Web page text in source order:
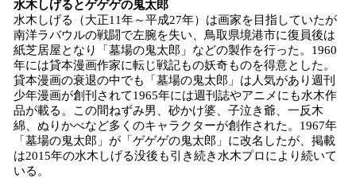
水木しげるとゲゲゲの鬼太郎
水木しげる（大正11年～平成27年）は画家を目指していたが
南洋ラバウルの戦闘で左腕を失い、鳥取県境港市に復員後は
紙芝居屋となり「墓場の鬼太郎」などの製作を行った。1960
年には貸本漫画作家に転じ戦記もの妖奇ものを得意とした。
貸本漫画の衰退の中でも「墓場の鬼太郎」は人気があり週刊
少年漫画が創刊されて1965年には週刊誌やアニメにも水木作
品が載る。この間ねずみ男、砂かけ婆、子泣き爺、一反木
綿、ぬりかべなど多くのキャラクターが創作された。1967年
「墓場の鬼太郎」が「ゲゲゲの鬼太郎」に改名したが、掲載
は2015年の水木しげる没後も引き続き水木プロにより続いて
いる。